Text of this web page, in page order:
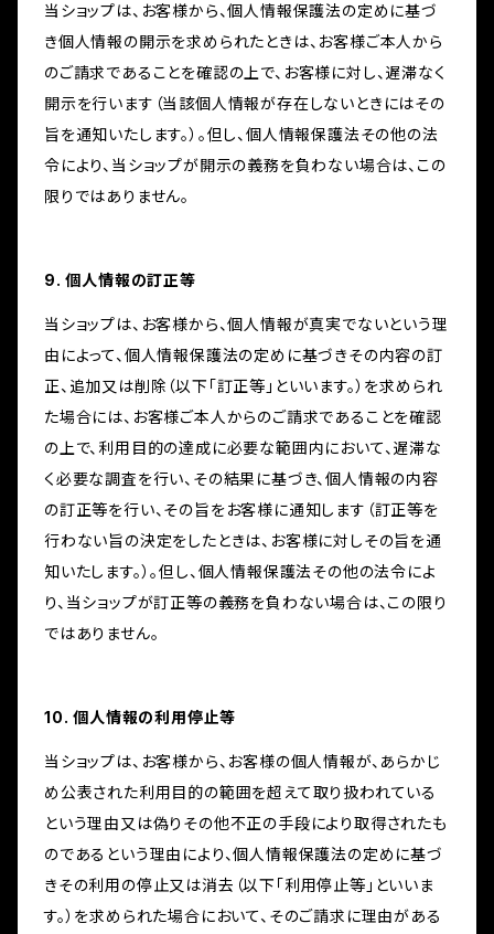
当ショップは、お客様から、個人情報保護法の定めに基づ
き個人情報の開示を求められたときは、お客様ご本人から
のご請求であることを確認の上で、お客様に対し、遅滞なく
開示を行います（当該個人情報が存在しないときにはその
旨を通知いたします。）。但し、個人情報保護法その他の法
令により、当ショップが開示の義務を負わない場合は、この
限りではありません。
9. 個人情報の訂正等
当ショップは、お客様から、個人情報が真実でないという理
由によって、個人情報保護法の定めに基づきその内容の訂
正、追加又は削除（以下「訂正等」といいます。）を求められ
た場合には、お客様ご本人からのご請求であることを確認
の上で、利用目的の達成に必要な範囲内において、遅滞な
く必要な調査を行い、その結果に基づき、個人情報の内容
の訂正等を行い、その旨をお客様に通知します（訂正等を
行わない旨の決定をしたときは、お客様に対しその旨を通
知いたします。）。但し、個人情報保護法その他の法令によ
り、当ショップが訂正等の義務を負わない場合は、この限り
ではありません。
10. 個人情報の利用停止等
当ショップは、お客様から、お客様の個人情報が、あらかじ
め公表された利用目的の範囲を超えて取り扱われている
という理由又は偽りその他不正の手段により取得されたも
のであるという理由により、個人情報保護法の定めに基づ
きその利用の停止又は消去（以下「利用停止等」といいま
す。）を求められた場合において、そのご請求に理由がある